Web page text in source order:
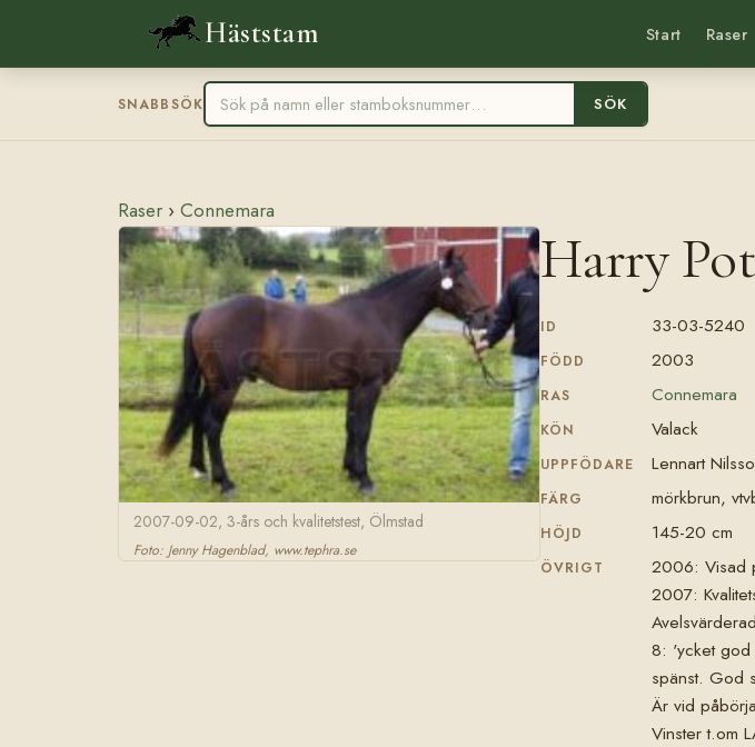
Häststam Start Raser
SNABBSÖK SÖK
Raser › Connemara
2007-09-02, 3-års och kvalitetstest, Ölmstad
Foto: Jenny Hagenblad, www.tephra.se
Harry
ID 33-03-5240
FÖDD 2003
RAS Connemara
KÖN Valack
UPPFÖDARE Lennart
FÄRG mörkbrun,
HÖJD 145-20 cm
ÖVRIGT
2006: Visad
2007:
8: 'ycket god
spänst. God
Är vid
Vinster t.om